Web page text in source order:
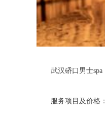
武汉硚口男士spa
服务项目及价格：